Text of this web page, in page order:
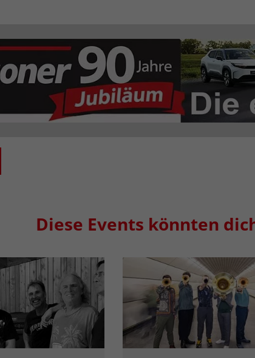
Diese Events könnten